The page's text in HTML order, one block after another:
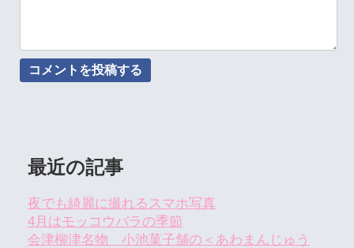
最近の記事
夜でも綺麗に撮れるスマホ写真
4月はモッコウバラの季節
会津柳津名物 小池菓子舗の＜あわまんじゅう